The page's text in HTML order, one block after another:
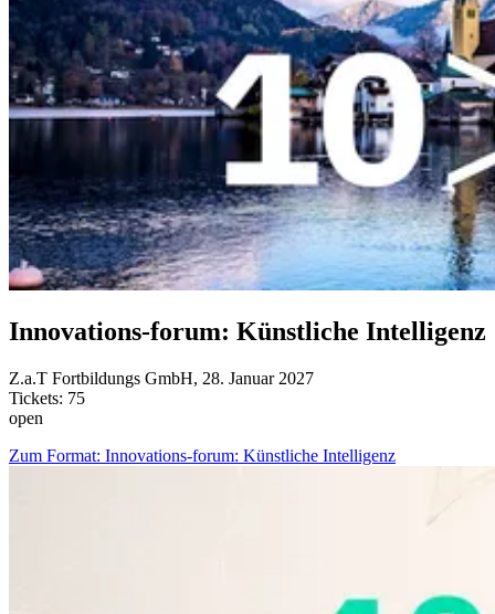
Innovations-forum: Künstliche Intelligenz
Z.a.T Fortbildungs GmbH, 28. Januar 2027
Tickets: 75
open
Zum Format: Innovations-forum: Künstliche Intelligenz